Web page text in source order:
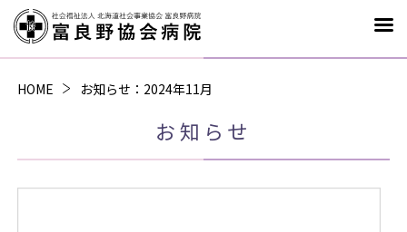
HOME お知らせ ：2024年11月
お知らせ